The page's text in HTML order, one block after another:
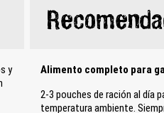
y
Alimento completo para
2-3 pouches de ración al día
temperatura ambiente.